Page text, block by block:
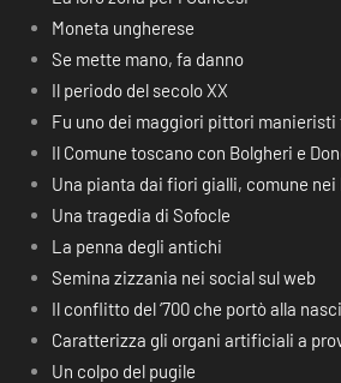
Moneta ungherese
Se mette mano, fa danno
Il periodo del secolo XX
Fu uno dei maggiori pittori manieristi
Il Comune toscano con Bolgheri e
Una pianta dai fiori gialli, comune nei
Una tragedia di Sofocle
La penna degli antichi
Semina zizzania nei social sul web
Il conflitto del ‘700 che portò alla
Caratterizza gli organi artificiali a
Un colpo del pugile